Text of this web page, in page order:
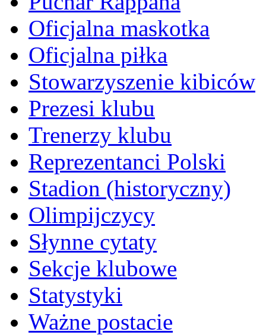
Oficjalna maskotka
Oficjalna piłka
Stowarzyszenie kibiców
Prezesi klubu
Trenerzy klubu
Reprezentanci Polski
Stadion (historyczny)
Olimpijczycy
Słynne cytaty
Sekcje klubowe
Statystyki
Ważne postacie